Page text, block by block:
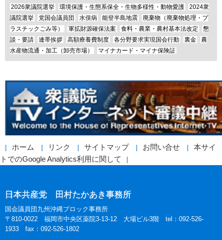
2026衆議院選挙
環境保護・生態系保全・生物多様性・動物愛護
2024衆
議院選挙
党国会議員団 水俣病 能登半島地震
廃棄物（廃棄物処理・プ
ラスチックごみ等）
軍拡財源確保法案 食料・農業・農村基本法改定
懇
談・要請
連帯挨拶 高額療養費制度 各分野要求実現国会行動 裏金
農
水産物流通・加工（卸売市場）
マイナカード・マイナ保険証
ホーム リンク サイトマップ お問い合せ
本サイ
トでのGoogle Analytics利用に関して
日本共産党 田村たかあき事務所
国会議員団九州沖縄ブロック事務所
〒810-0022 福岡市中央区薬院3-13-12 大場ビル3階 tel：092-526-
1933 fax：092-526-1802